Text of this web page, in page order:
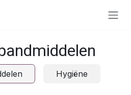
Hygiëne